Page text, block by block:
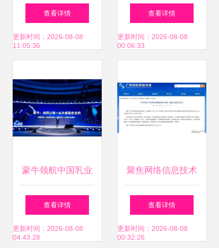
研发实力入选安全
牛《网络安全行业
技术领域
查看详情
更新时间：2026-08-08
11:05:36
速 网络信息新时代
的起航
查看详情
更新时间：2026-08-08
00:06:33
蒙牛领航中国乳业
新基建 数字化转型
全方位升级产业链
查看详情
更新时间：2026-08-08
04:43:28
聚焦网络信息技术
突破 赛意信
息“2022年度广州
查看详情
更新时间：2026-08-08
00:32:26